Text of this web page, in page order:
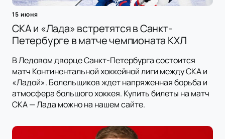
15 июня
СКА и «Лада» встретятся в Санкт-
Петербурге в матче чемпионата КХЛ
В Ледовом дворце Санкт-Петербурга состоится
матч Континентальной хоккейной лиги между СКА и
«Ладой». Болельщиков ждет напряженная борьба и
атмосфера большого хоккея. Купить билеты на матч
СКА — Лада можно на нашем сайте.